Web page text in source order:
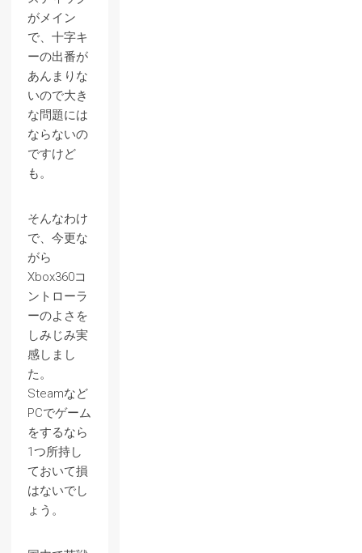
がメイン
で、十字キ
ーの出番が
あんまりな
いので大き
な問題には
ならないの
ですけど
も。
そんなわけ
で、今更な
がら
Xbox360コ
ントローラ
ーのよさを
しみじみ実
感しまし
た。
Steamなど
PCでゲーム
をするなら
1つ所持し
ておいて損
はないでし
ょう。